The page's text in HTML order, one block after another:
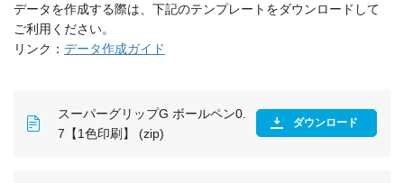
データを作成する際は、下記のテンプレートをダウンロードして
ご利用ください。
リンク： データ作成ガイド
スーパーグリップG ボールペン0.
7【1色印刷】 (zip)
ダウンロード